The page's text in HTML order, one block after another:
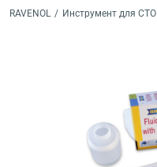
RAVENOL / Инструмент для СТО